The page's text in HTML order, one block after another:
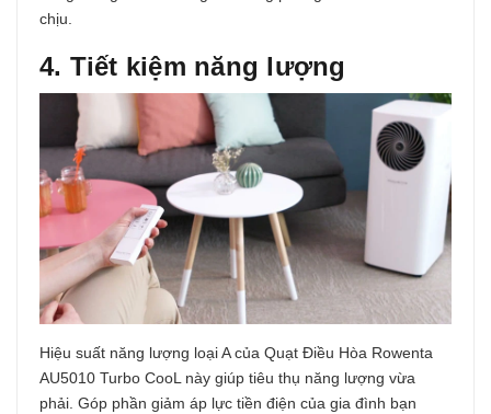
chịu.
4. Tiết kiệm năng lượng
Hiệu suất năng lượng loại A của Quạt Điều Hòa Rowenta
AU5010 Turbo CooL này giúp tiêu thụ năng lượng vừa
phải. Góp phần giảm áp lực tiền điện của gia đình bạn